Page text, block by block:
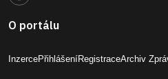
O portálu
InzercePřihlášeníRegistraceArchiv